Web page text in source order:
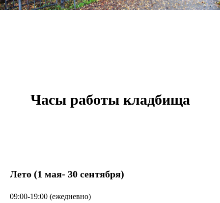
Часы работы кладбища
Лето (1 мая- 30 сентября)
09:00-19:00 (ежедневно)